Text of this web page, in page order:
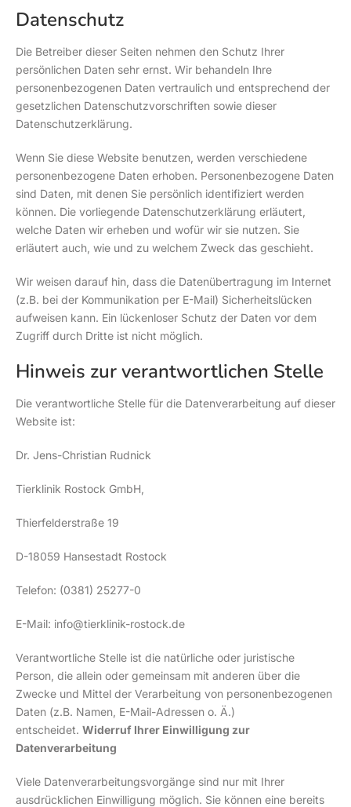
Datenschutz
Die Betreiber dieser Seiten nehmen den Schutz Ihrer
persönlichen Daten sehr ernst. Wir behandeln Ihre
personenbezogenen Daten vertraulich und entsprechend der
gesetzlichen Datenschutzvorschriften sowie dieser
Datenschutzerklärung.
Wenn Sie diese Website benutzen, werden verschiedene
personenbezogene Daten erhoben. Personenbezogene Daten
sind Daten, mit denen Sie persönlich identifiziert werden
können. Die vorliegende Datenschutzerklärung erläutert,
welche Daten wir erheben und wofür wir sie nutzen. Sie
erläutert auch, wie und zu welchem Zweck das geschieht.
Wir weisen darauf hin, dass die Datenübertragung im Internet
(z.B. bei der Kommunikation per E-Mail) Sicherheitslücken
aufweisen kann. Ein lückenloser Schutz der Daten vor dem
Zugriff durch Dritte ist nicht möglich.
Hinweis zur verantwortlichen Stelle
Die verantwortliche Stelle für die Datenverarbeitung auf dieser
Website ist:
Dr. Jens-Christian Rudnick
Tierklinik Rostock GmbH,
Thierfelderstraße 19
D-18059 Hansestadt Rostock
Telefon: (0381) 25277-0
E-Mail: info@tierklinik-rostock.de
Verantwortliche Stelle ist die natürliche oder juristische
Person, die allein oder gemeinsam mit anderen über die
Zwecke und Mittel der Verarbeitung von personenbezogenen
Daten (z.B. Namen, E-Mail-Adressen o. Ä.)
entscheidet. Widerruf Ihrer Einwilligung zur
Datenverarbeitung
Viele Datenverarbeitungsvorgänge sind nur mit Ihrer
ausdrücklichen Einwilligung möglich. Sie können eine bereits